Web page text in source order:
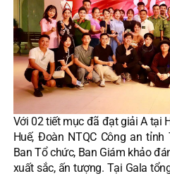
Với 02 tiết mục đã đạt giải A tại
Huế, Đoàn NTQC Công an
Ban Tổ chức, Ban Giám khảo
xuất sắc, ấn tượng. Tại Gala